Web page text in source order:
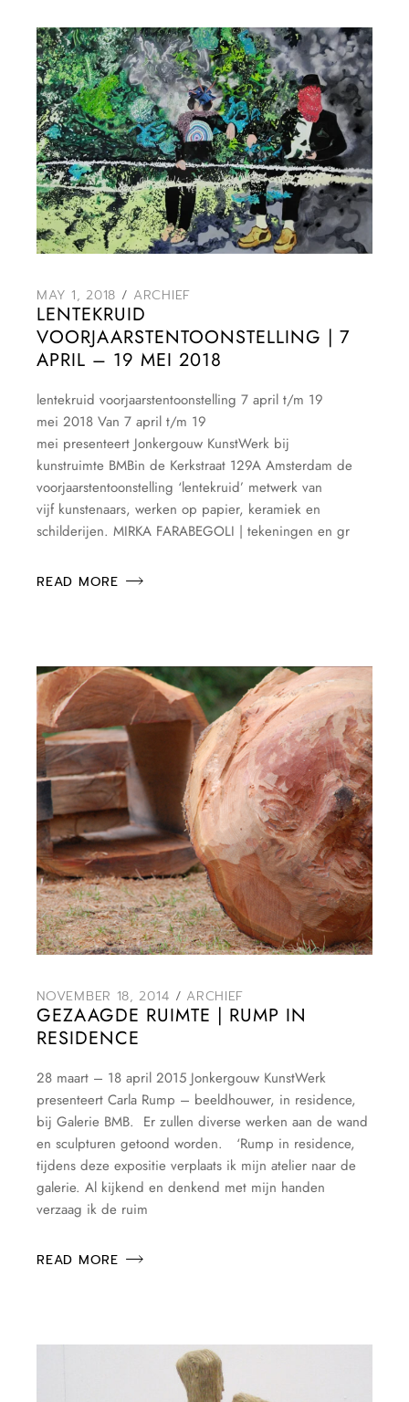
MAY 1, 2018 ARCHIEF
LENTEKRUID
VOORJAARSTENTOONSTELLING | 7
APRIL – 19 MEI 2018
lentekruid voorjaarstentoonstelling 7 april t/m 19
mei 2018 Van 7 april t/m 19
mei presenteert Jonkergouw KunstWerk bij
kunstruimte BMBin de Kerkstraat 129A Amsterdam de
voorjaarstentoonstelling ‘lentekruid’ metwerk van
vijf kunstenaars, werken op papier, keramiek en
schilderijen. MIRKA FARABEGOLI | tekeningen en gr
READ MORE
NOVEMBER 18, 2014 ARCHIEF
GEZAAGDE RUIMTE | RUMP IN
RESIDENCE
28 maart – 18 april 2015 Jonkergouw KunstWerk
presenteert Carla Rump – beeldhouwer, in residence,
bij Galerie BMB. Er zullen diverse werken aan de wand
en sculpturen getoond worden. ‘Rump in residence,
tijdens deze expositie verplaats ik mijn atelier naar de
galerie. Al kijkend en denkend met mijn handen
verzaag ik de ruim
READ MORE